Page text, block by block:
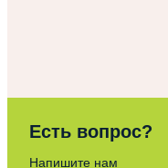
Есть вопрос?
Напишите нам